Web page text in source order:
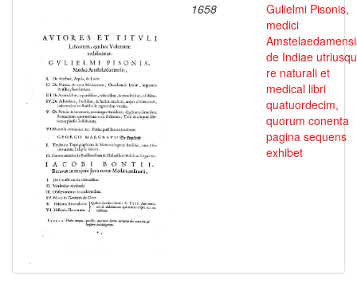
1658
Gulielmi Pisonis,
medici
de Indiae
re naturali et
medical libri
quatuordecim,
quorum conenta
pagina sequens
exhibet